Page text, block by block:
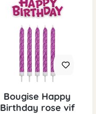
Bougise Happy
Birthday rose vif